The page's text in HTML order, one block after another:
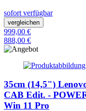
sofort verfügbar
vergleichen
999,00 €
888,00 €
35cm (14,5")
CAB Edit. -
Win 11 Pro